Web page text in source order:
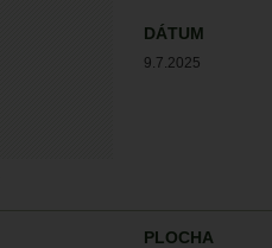
DÁTUM
9.7.2025
PLOCHA